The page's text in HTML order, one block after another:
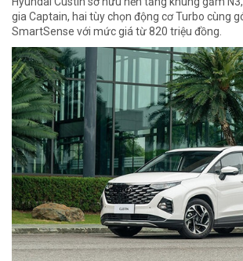
gia Captain, hai tùy chọn động cơ Turbo cùng
SmartSense với mức giá từ 820 triệu đồng.